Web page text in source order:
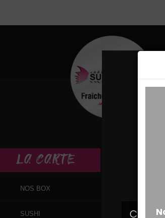
LA CARTE
NOS BOX
SUSHI